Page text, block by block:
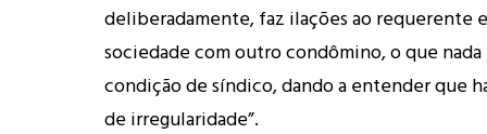
deliberadamente, faz ilações ao requerente
sociedade com outro condômino, o que nada
condição de síndico, dando a entender que
de irregularidade”.